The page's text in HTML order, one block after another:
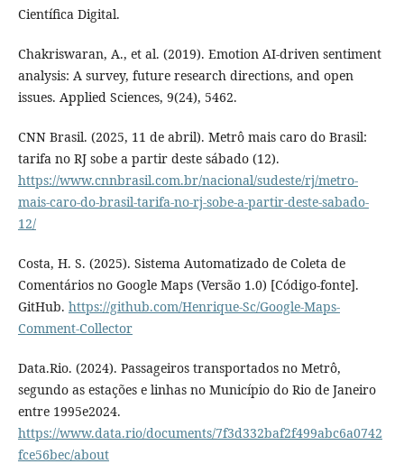
Científica Digital.
Chakriswaran, A., et al. (2019). Emotion AI-driven sentiment
analysis: A survey, future research directions, and open
issues. Applied Sciences, 9(24), 5462.
CNN Brasil. (2025, 11 de abril). Metrô mais caro do Brasil:
tarifa no RJ sobe a partir deste sábado (12).
https://www.cnnbrasil.com.br/nacional/sudeste/rj/metro-
mais-caro-do-brasil-tarifa-no-rj-sobe-a-partir-deste-sabado-
12/
Costa, H. S. (2025). Sistema Automatizado de Coleta de
Comentários no Google Maps (Versão 1.0) [Código-fonte].
GitHub. https://github.com/Henrique-Sc/Google-Maps-
Comment-Collector
Data.Rio. (2024). Passageiros transportados no Metrô,
segundo as estações e linhas no Município do Rio de Janeiro
entre 1995e2024.
https://www.data.rio/documents/7f3d332baf2f499abc6a0742
fce56bec/about